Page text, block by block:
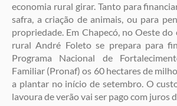
economia rural girar. Tanto para
safra, a criação de animais, ou para
propriedade. Em Chapecó, no Oeste
rural André Foleto se prepara para
Programa Nacional de
Familiar (Pronaf) os 60 hectares de
a plantar no início de setembro. O
lavoura de verão vai ser pago com juros